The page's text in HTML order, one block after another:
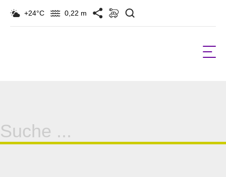
+24°C 0,22 m
Suche
für: